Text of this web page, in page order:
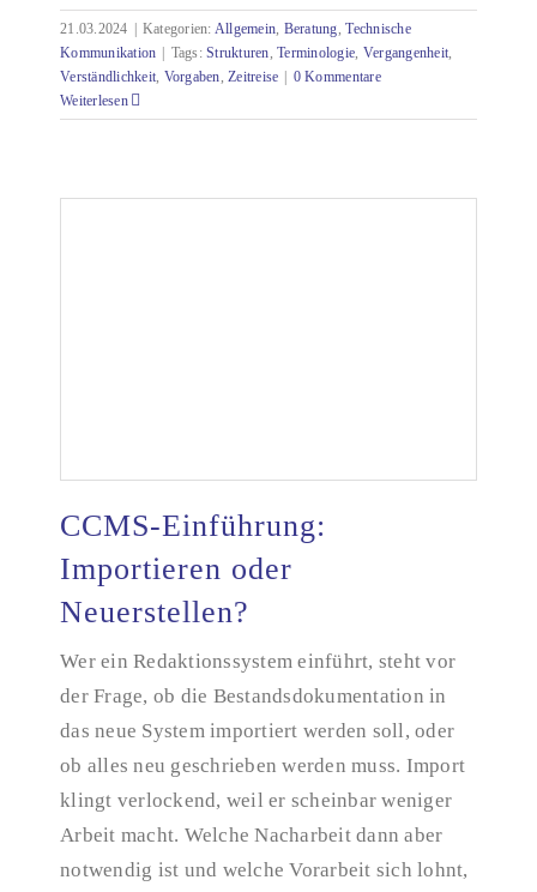
21.03.2024 Kategorien: Allgemein, Beratung,Technische
Kommunikation
Tags:Strukturen,Terminologie, Vergangenheit,
Verständlichkeit, Vorgaben,Zeitreise
0 Kommentare
Weiterlesen
CCMS-Einführung: Importieren oder Neuerstellen?
CCMS-Einführung:
Importieren oder
Neuerstellen?
Wer ein Redaktionssystem einführt, steht vor
der Frage, ob die Bestandsdokumentation in
das neue System importiert werden soll, oder
ob alles neu geschrieben werden muss. Import
klingt verlockend, weil er scheinbar weniger
Arbeit macht. Welche Nacharbeit dann aber
notwendig ist und welche Vorarbeit sich lohnt,